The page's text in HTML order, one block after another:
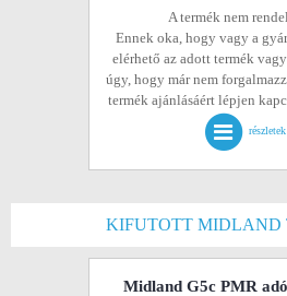
A termék nem
Ennek oka, hogy vagy a
elérhető az adott termék
úgy, hogy már nem
termék ajánlásáért lépjen
részletek
KIFUTOTT MIDLAND
Midland G5c PMR